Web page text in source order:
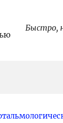
Быстро,